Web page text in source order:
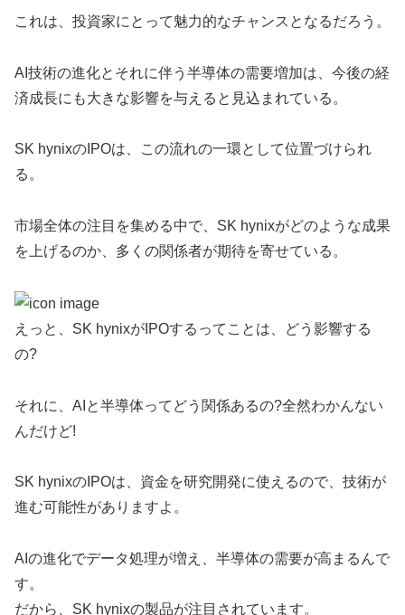
これは、投資家にとって魅力的なチャンスとなるだろう。
AI技術の進化とそれに伴う半導体の需要増加は、今後の経
済成長にも大きな影響を与えると見込まれている。
SK hynixのIPOは、この流れの一環として位置づけられ
る。
市場全体の注目を集める中で、SK hynixがどのような成果
を上げるのか、多くの関係者が期待を寄せている。
えっと、SK hynixがIPOするってことは、どう影響する
の?
それに、AIと半導体ってどう関係あるの?全然わかんない
んだけど!
SK hynixのIPOは、資金を研究開発に使えるので、技術が
進む可能性がありますよ。
AIの進化でデータ処理が増え、半導体の需要が高まるんで
す。
だから、SK hynixの製品が注目されています。